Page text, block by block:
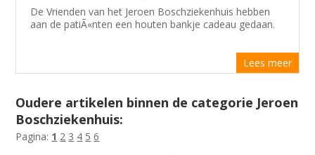
De Vrienden van het Jeroen Boschziekenhuis hebben
aan de patiÃ«nten een houten bankje cadeau gedaan.
Lees meer
Oudere artikelen binnen de categorie Jeroen
Boschziekenhuis:
Pagina: 1 2 3 4 5 6